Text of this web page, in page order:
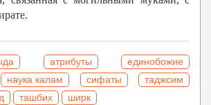
атрибуты
единобожие
наука калам сифаты
таджсим
ташбих ширк